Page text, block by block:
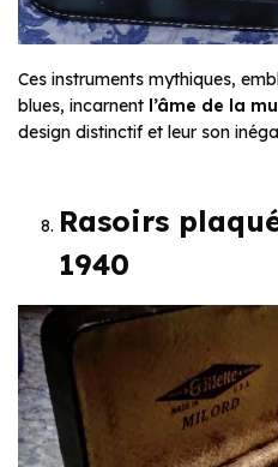
Ces instruments mythiques,
blues, incarnent l’âme de la
design distinctif et leur son
Rasoirs
1940